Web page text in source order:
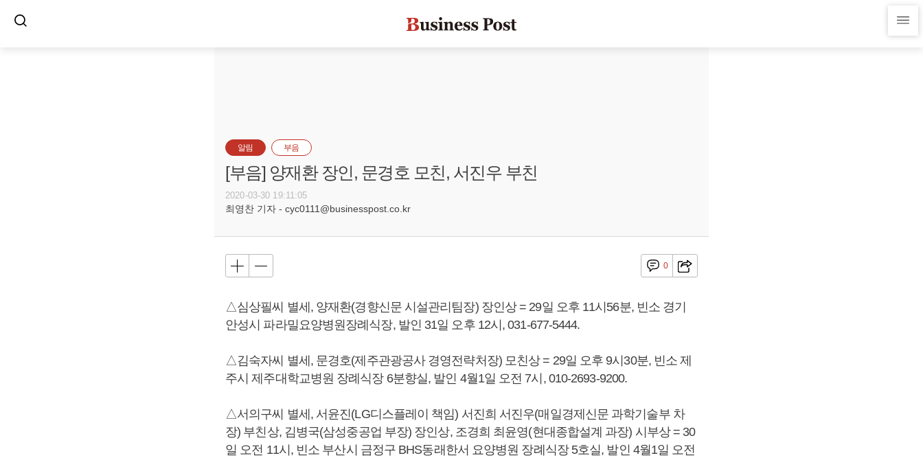
알림 부음
[부음] 양재환 장인, 문경호 모친, 서진우 부친
2020-03-30 19:11:05
최영찬 기자 - cyc0111@businesspost.co.kr
0
△심상필씨 별세, 양재환(경향신문 시설관리팀장) 장인상 = 29일 오후 11시56분, 빈소 경기
안성시 파라밀요양병원장례식장, 발인 31일 오후 12시, 031-677-5444.
△김숙자씨 별세, 문경호(제주관광공사 경영전략처장) 모친상 = 29일 오후 9시30분, 빈소 제
주시 제주대학교병원 장례식장 6분향실, 발인 4월1일 오전 7시, 010-2693-9200.
△서의구씨 별세, 서윤진(LG디스플레이 책임) 서진희 서진우(매일경제신문 과학기술부 차
장) 부친상, 김병국(삼성중공업 부장) 장인상, 조경희 최윤영(현대종합설계 과장) 시부상 = 30
일 오전 11시, 빈소 부산시 금정구 BHS동래한서 요양병원 장례식장 5호실, 발인 4월1일 오전